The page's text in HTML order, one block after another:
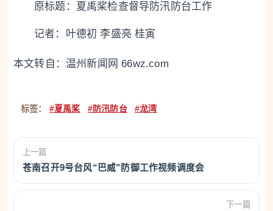
原标题： 夏禹桨检查督导防汛防台工作
记者：叶德初 李盛亮 桂寅
本文转自： 温州新闻网 66wz.com
标签： #夏禹桨 #防汛防台 #龙湾
上一篇
苍南召开9号台风“巴威”防御工作视频调度会
下一篇